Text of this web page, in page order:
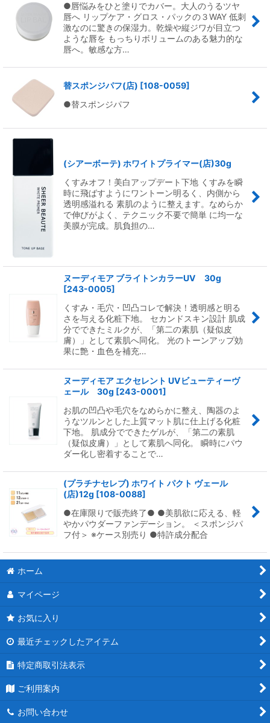
●唇悩みをひと塗りでカバー。大人のうるツヤ
唇へ リップケア・グロス・パックの３WAY 低刺
激なのに驚きの保湿力。乾燥や縦ジワが目立つ
ような唇を もっちりボリュームのある魅力的な
唇へ。敏感な方…
替スポンジパフ(店) [108-0059]
●替スポンジパフ
(シアーボーテ) ホワイトプライマー(店)30g
くすみオフ！美白アップデート下地 くすみを瞬
時に飛ばすようにワントーン明るく、内側から
透明感溢れる 素肌のように整えます。なめらか
で伸びがよく、テクニック不要で簡単 に均一な
美膜が完成。肌負担の…
ヌーディモア ブライトンカラーUV 30g
[243-0005]
くすみ・毛穴・凹凸コレで解決！透明感と明る
さを与える化粧下地。 セカンドスキン設計 肌成
分でできたミルクが、「第二の素肌（疑似皮
膚）」として素肌へ同化。 光のトーンアップ効
果に艶・血色を補充…
ヌーディモア エクセレント UVビューティーヴ
ェール 30g [243-0001]
お肌の凹凸や毛穴をなめらかに整え、陶器のよ
うなツルンとした上質マット肌に仕上げる化粧
下地。 肌成分でできたゲルが、「第二の素肌
（疑似皮膚）」として素肌へ同化。 瞬時にパウ
ダー化し密着することで…
(プラチナセレブ) ホワイト パクト ヴェール
(店)12g [108-0088]
●在庫限りで販売終了● ●美肌欲に応える、軽
やかパウダーファンデーション。 ＜スポンジパ
フ付＞ ※ケース別売り ●特許成分配合
ホーム
マイページ
お気に入り
最近チェックしたアイテム
特定商取引法表示
ご利用案内
お問い合わせ